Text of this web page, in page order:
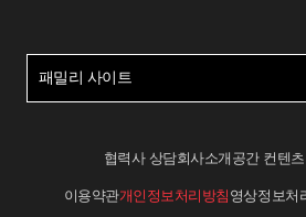
패밀리 사이트
협력사 상담회사소개 공간 컨텐
이용약관개인정보처리방침 영상정보처